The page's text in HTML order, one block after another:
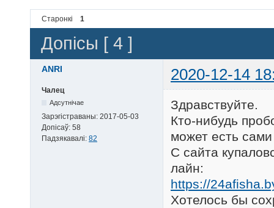
Старонкі 1
Допісы [ 4 ]
ANRI 2020-12-14
Чалец
Адсутнічае
Зарэгістраваны: 2017-05-03
Допісаў: 58
Падзякавалі: 82
Здравствуйте.
Кто-нибудь
может есть сами
С сайта
лайн:
https://
Хотелось бы